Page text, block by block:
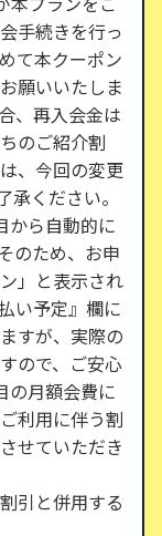
手続きを行っ
て本クーポン
願いいたしま
、再入会金は
のご紹介割
、今回の変更
承ください。
から自動的に
のため、お申
」と表示され
い予定』欄に
すが、実際の
ので、ご安心
の月額会費に
利用に伴う割
せていただき
引と併用する